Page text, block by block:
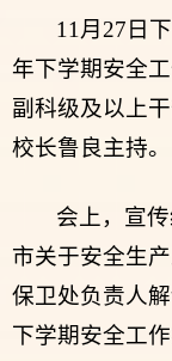
11月27日
年下学期安全
副科级及以上
校长鲁良主持。
会上，宣
市关于安全生
保卫处负责人
下学期安全工